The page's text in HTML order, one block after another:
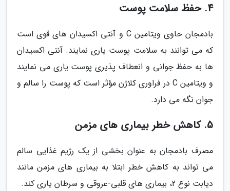
4. حفظ سلامت پوست
بادمجان حاوی ویتامین C و آنتی اکسیدان های قوی است
که می توانند به سلامت پوست یاری نمایند. آنتی اکسیدان
ها به حفظ جوانی و انعطاف پذیری پوست یاری می نمایند
و ویتامین C در فراوری کلاژن مؤثر است که پوست را سالم و
جوان نگه می دارد.
5. کاهش خطر بیماری های مزمن
مصرف بادمجان به عنوان بخشی از یک رژیم غذایی سالم
می تواند به کاهش خطر ابتلا به بیماری های مزمن مانند
دیابت نوع 2، بیماری های قلبی-عروقی و سرطان یاری کند.